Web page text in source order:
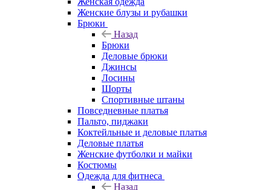
Женские блузы и рубашки
Брюки
Назад
Брюки
Деловые брюки
Джинсы
Лосины
Шорты
Спортивные штаны
Повседневные платья
Пальто, пиджаки
Коктейльные и деловые платья
Деловые платья
Женские футболки и майки
Костюмы
Одежда для фитнеса
Назад